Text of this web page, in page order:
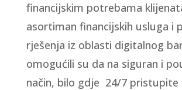
financijskim potrebama
asortiman financijskih usluga i
rješenja iz oblasti digitalnog
omogućili su da na siguran i
način, bilo gdje 24/7 pristupite